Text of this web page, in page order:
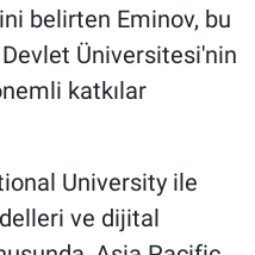
belirten Eminov, bu
Üniversitesi'nin
katkılar
University ile
ve dijital